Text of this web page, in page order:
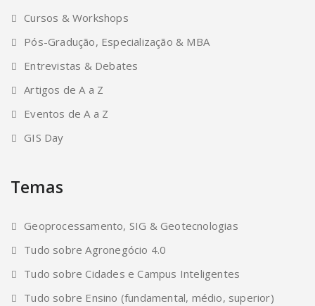
Cursos & Workshops
Pós-Gradução, Especialização & MBA
Entrevistas & Debates
Artigos de A a Z
Eventos de A a Z
GIS Day
Temas
Geoprocessamento, SIG & Geotecnologias
Tudo sobre Agronegócio 4.0
Tudo sobre Cidades e Campus Inteligentes
Tudo sobre Ensino (fundamental, médio, superior)